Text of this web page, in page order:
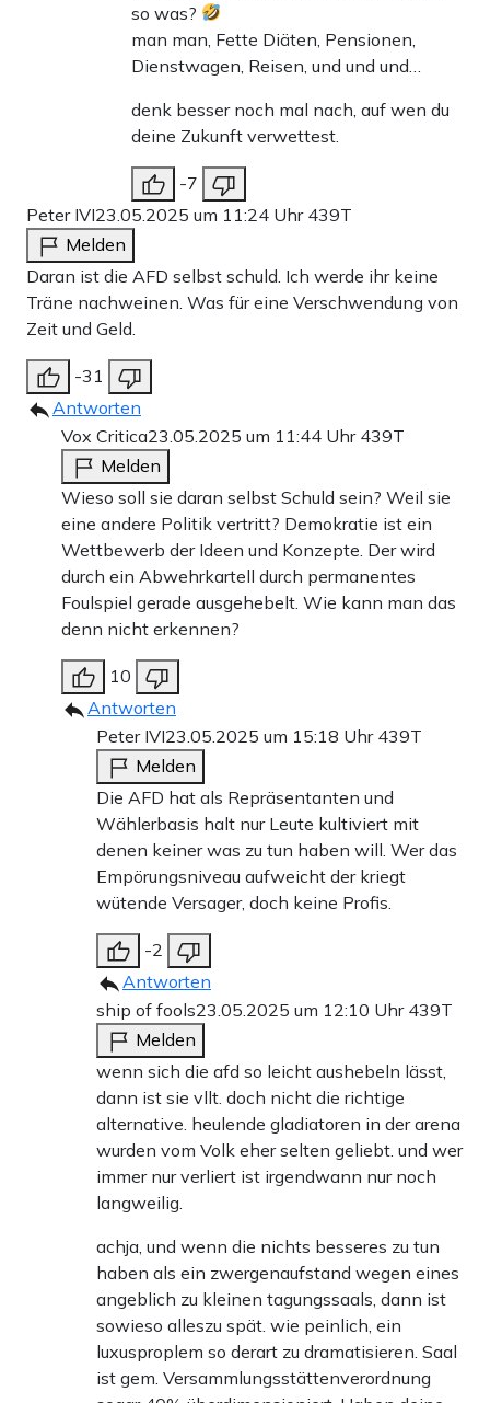
so was?
man man, Fette Diäten, Pensionen,
Dienstwagen, Reisen, und und und…
denk besser noch mal nach, auf wen du
deine Zukunft verwettest.
-7
Peter IVI23.05.2025 um 11:24 Uhr 439T
Melden
Daran ist die AFD selbst schuld. Ich werde ihr keine
Träne nachweinen. Was für eine Verschwendung von
Zeit und Geld.
-31
Antworten
Vox Critica23.05.2025 um 11:44 Uhr 439T
Melden
Wieso soll sie daran selbst Schuld sein? Weil sie
eine andere Politik vertritt? Demokratie ist ein
Wettbewerb der Ideen und Konzepte. Der wird
durch ein Abwehrkartell durch permanentes
Foulspiel gerade ausgehebelt. Wie kann man das
denn nicht erkennen?
10
Antworten
Peter IVI23.05.2025 um 15:18 Uhr 439T
Melden
Die AFD hat als Repräsentanten und
Wählerbasis halt nur Leute kultiviert mit
denen keiner was zu tun haben will. Wer das
Empörungsniveau aufweicht der kriegt
wütende Versager, doch keine Profis.
-2
Antworten
ship of fools23.05.2025 um 12:10 Uhr 439T
Melden
wenn sich die afd so leicht aushebeln lässt,
dann ist sie vllt. doch nicht die richtige
alternative. heulende gladiatoren in der arena
wurden vom Volk eher selten geliebt. und wer
immer nur verliert ist irgendwann nur noch
langweilig.
achja, und wenn die nichts besseres zu tun
haben als ein zwergenaufstand wegen eines
angeblich zu kleinen tagungssaals, dann ist
sowieso alleszu spät. wie peinlich, ein
luxusproplem so derart zu dramatisieren. Saal
ist gem. Versammlungsstättenverordnung